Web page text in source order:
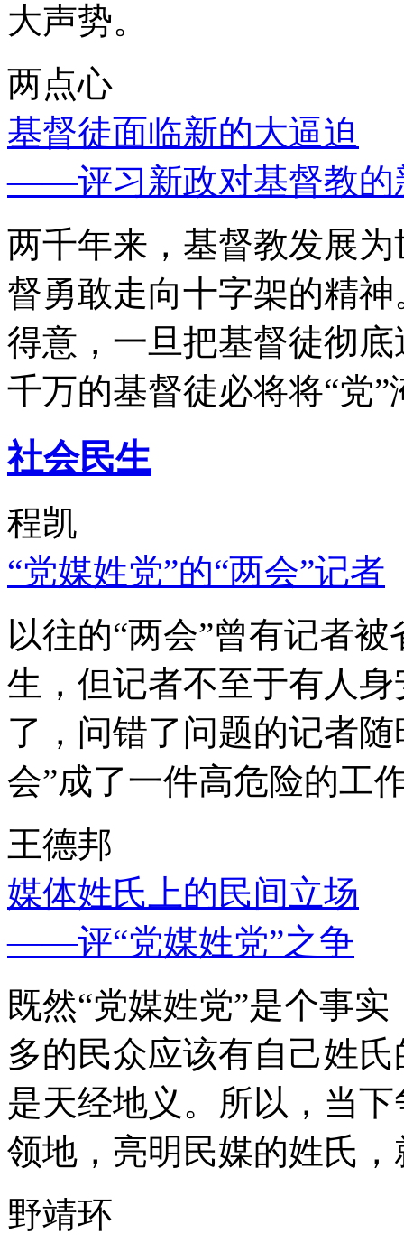
大声势。
两点心
基督徒面临新的大逼迫
——评习新政对基督教的
两千年来，基督教发展
督勇敢走向十字架的精
得意，一旦把基督徒彻
千万的基督徒必将将“党”
社会民生
程凯
“党媒姓党”的“两会”记者
以往的“两会”曾有记者
生，但记者不至于有人
了，问错了问题的记者
会”成了一件高危险的工
王德邦
媒体姓氏上的民间立场
——评“党媒姓党”之争
既然“党媒姓党”是个事
多的民众应该有自己姓
是天经地义。所以，当
领地，亮明民媒的姓氏
野靖环